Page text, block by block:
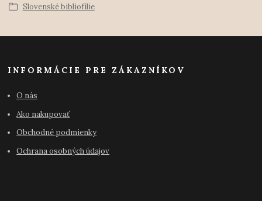
Slovenské bibliofílie
INFORMÁCIE PRE ZÁKAZNÍKOV
O nás
Ako nakupovať
Obchodné podmienky
Ochrana osobných údajov